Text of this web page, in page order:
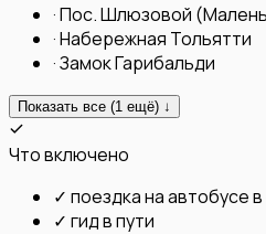
·Пос. Шлюзовой
·Набережная Тольятти
·Замок Гарибальди
Показать все (1 ещё) ↓
Что включено
✓ поездка на автобусе
✓ гид в пути